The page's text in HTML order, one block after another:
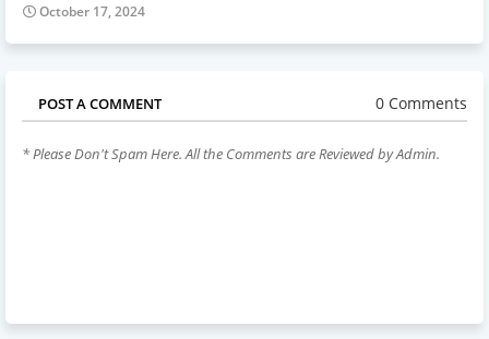
October 17, 2024
POST A COMMENT 0 Comments
* Please Don't Spam Here. All the Comments are Reviewed by Admin.